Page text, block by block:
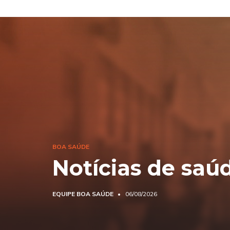
BOA SAÚDE
Notícias de
EQUIPE BOA SAÚDE 06/08/2026